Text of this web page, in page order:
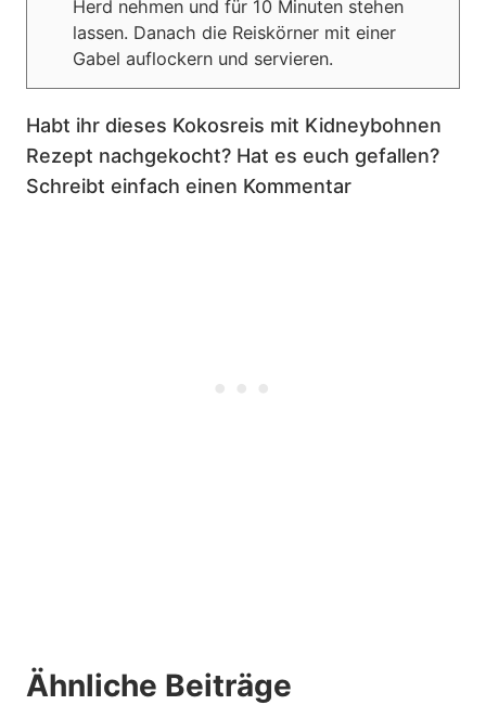
Herd nehmen und für 10 Minuten stehen
lassen. Danach die Reiskörner mit einer
Gabel auflockern und servieren.
Habt ihr dieses Kokosreis mit Kidneybohnen
Rezept nachgekocht? Hat es euch gefallen?
Schreibt einfach einen Kommentar
Ähnliche Beiträge